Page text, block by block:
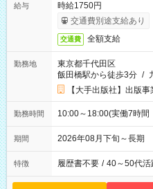
給与
時給1750円
交通費別途支給あり
交通費 全額支給
勤務地
東京都千代田区
飯田橋駅から徒歩3分 /
【大手出版社】出版
勤務時間 10:00～18:00(実働7時
期間 2026年08月下旬～長期
特徴 履歴書不要 / 40～50代活